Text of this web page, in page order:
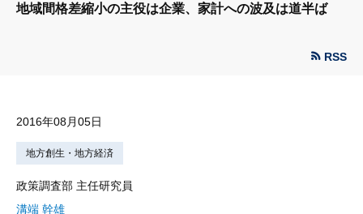
地域間格差縮小の主役は企業、家計への波及は道半ば
RSS
2016年08月05日
地方創生・地方経済
政策調査部 主任研究員
溝端 幹雄